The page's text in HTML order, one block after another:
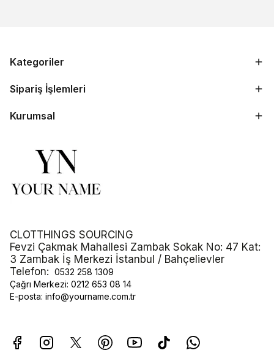
Kategoriler
Sipariş İşlemleri
Kurumsal
CLOTTHINGS SOURCING
Fevzi Çakmak Mahallesi Zambak Sokak No: 47 Kat:
3 Zambak İş Merkezi İstanbul / Bahçelievler
Telefon: 0532 258 1309
Çağrı Merkezi: 0212 653 08 14
E-posta: info@yourname.com.tr